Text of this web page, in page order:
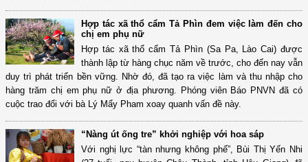
Hợp tác xã thổ cẩm Tả Phìn đem việc làm đến cho
chị em phụ nữ
Hợp tác xã thổ cẩm Tả Phìn (Sa Pa, Lào Cai) được
thành lập từ hàng chục năm về trước, cho đến nay vẫn
duy trì phát triển bền vững. Nhờ đó, đã tạo ra việc làm và thu nhập cho
hàng trăm chị em phụ nữ ở địa phương. Phóng viên Báo PNVN đã có
cuộc trao đổi với bà Lý Mẩy Pham xoay quanh vấn đề này.
“Nàng út ống tre” khởi nghiệp với hoa sáp
Với nghị lực “tàn nhưng không phế”, Bùi Thị Yến Nhi